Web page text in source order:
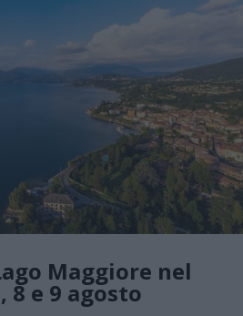
Maggiore nel
8 e 9 agosto